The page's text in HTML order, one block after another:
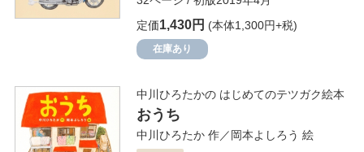
定価1,430円 (本体1,300円+税)
在庫あり
中川ひろたかの はじめてのテツガク絵本
おうち
中川ひろたか 作／ 岡本よしろう 絵